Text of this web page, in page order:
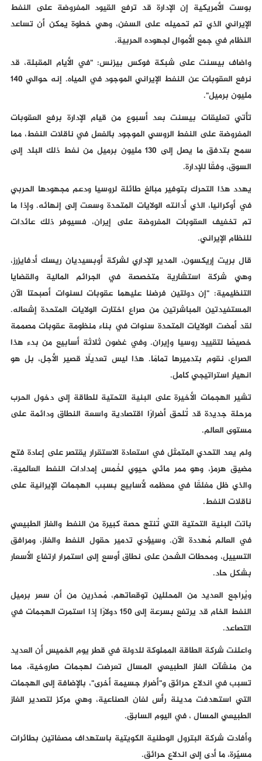
بوست الأمريكية إن الإدارة قد ترفع القيود المفروضة على النفط
الإيراني الذي تم تحميله على السفن، وهي خطوة يمكن أن تساعد
النظام في جمع الأموال لجهوده الحربية.
واضاف بيسنت على شبكة فوكس بيزنس: "في الأيام المقبلة، قد
نرفع العقوبات عن النفط الإيراني الموجود في المياه. إنه حوالي 140
مليون برميل".
تأتي تعليقات بيسنت بعد أسبوع من قيام الإدارة برفع العقوبات
المفروضة على النفط الروسي الموجود بالفعل في ناقلات النفط، مما
سمح بتدفق ما يصل إلى 130 مليون برميل من نفط ذلك البلد إلى
السوق، وفقًا للإدارة.
يهدد هذا التحرك بتوفير مبالغ طائلة لروسيا ودعم مجهودها الحربي
في أوكرانيا، الذي أدانته الولايات المتحدة وسعت إلى إنهائه. وإذا ما
تم تخفيف العقوبات المفروضة على إيران، فسيوفر ذلك عائدات
للنظام الإيراني.
قال بريت إريكسون، المدير الإداري لشركة أوبسيديان ريسك أدفايزرز،
وهي شركة استشارية متخصصة في الجرائم المالية والقضايا
التنظيمية: "إن دولتين فرضنا عليهما عقوبات لسنوات أصبحتا الآن
المستفيدتين المباشرتين من صراع اختارت الولايات المتحدة إشعاله.
لقد أمضت الولايات المتحدة سنوات في بناء منظومة عقوبات مصممة
خصيصًا لتقييد روسيا وإيران. وفي غضون ثلاثة أسابيع من بدء هذا
الصراع، نقوم بتدميرها تمامًا. هذا ليس تعديلًا قصير الأجل، بل هو
انهيار استراتيجي كامل.
تشير الهجمات الأخيرة على البنية التحتية للطاقة إلى دخول الحرب
مرحلة جديدة قد تُلحق أضرارًا اقتصادية واسعة النطاق ودائمة على
مستوى العالم.
ولم يعد التحدي المتمثل في استعادة الاستقرار يقتصر على إعادة فتح
مضيق هرمز، وهو ممر مائي حيوي لخُمس إمدادات النفط العالمية،
والذي ظل مغلقًا في معظمه لأسابيع بسبب الهجمات الإيرانية على
ناقلات النفط.
باتت البنية التحتية التي تُنتج حصة كبيرة من النفط والغاز الطبيعي
في العالم مُهددة الآن. وسيؤدي تدمير حقول النفط والغاز، ومرافق
التسييل، ومحطات الشحن على نطاق أوسع إلى استمرار ارتفاع الأسعار
بشكل حاد.
ويُراجع العديد من المحللين توقعاتهم، مُحذرين من أن سعر برميل
النفط الخام قد يرتفع بسرعة إلى 150 دولارًا إذا استمرت الهجمات في
التصاعد.
واعلنت شركة الطاقة المملوكة للدولة في قطر يوم الخميس أن العديد
من منشآت الغاز الطبيعي المسال تعرضت لهجمات صاروخية، مما
تسبب في اندلاع حرائق و"أضرار جسيمة أخرى"، بالإضافة إلى الهجمات
التي استهدفت مدينة رأس لفان الصناعية، وهي مركز لتصدير الغاز
الطبيعي المسال ، في اليوم السابق.
وأفادت شركة البترول الوطنية الكويتية باستهداف مصفاتين بطائرات
مسيّرة، ما أدى إلى اندلاع حرائق.